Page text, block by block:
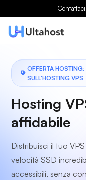
Contattaci
OFFERTA
SULL'HOSTING VPS
Hosting
affidabile
Distribuisci il tuo
velocità SSD
accessibili, senza